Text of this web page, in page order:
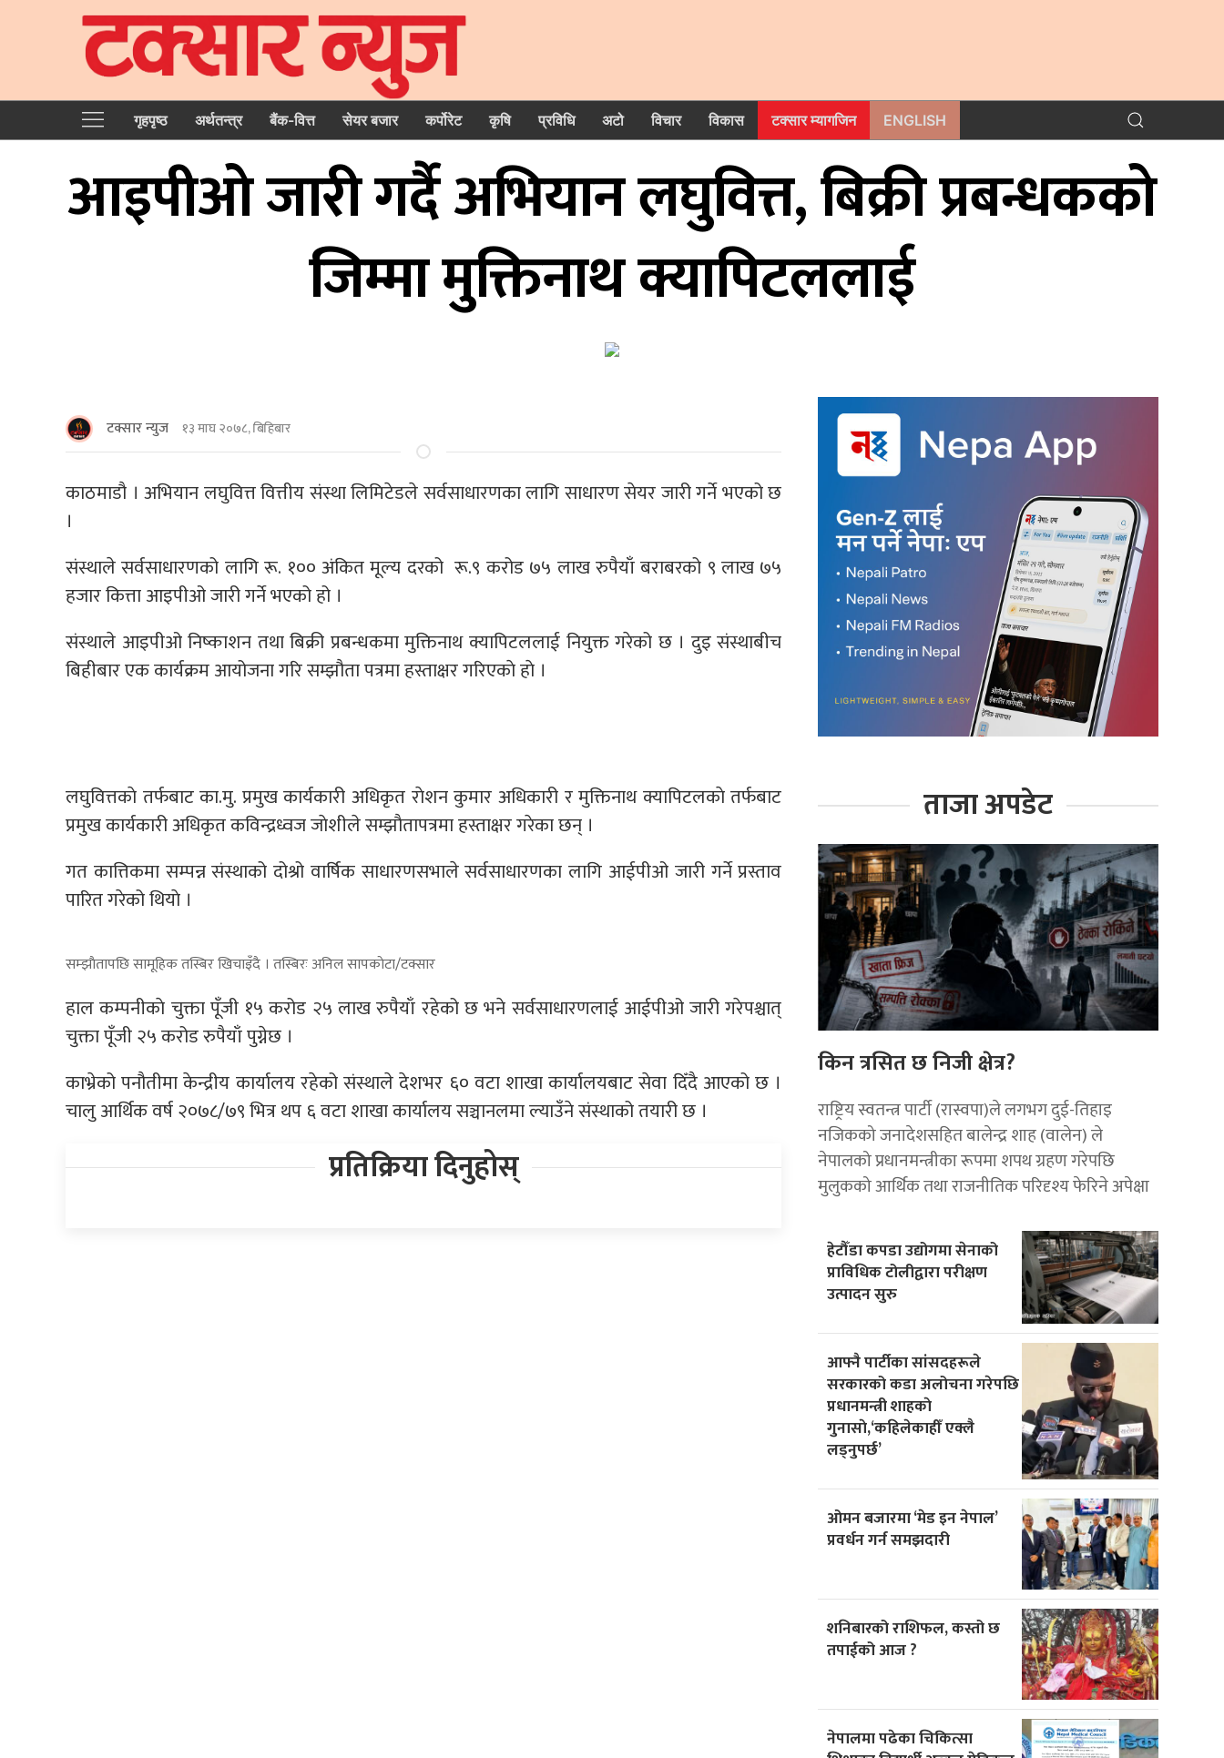
गृहपृष्‍ठ अर्थतन्त्र बैंक-वित्त सेयर बजार कर्पोरेट कृषि प्रविधि अटो विचार विकास टक्सार म्यागजिन ENGLISH
आइपीओ जारी गर्दै अभियान लघुवित्त, बिक्री प्रबन्धककाे
जिम्मा मुक्तिनाथ क्यापिटललाई
टक्सार न्युज १३ माघ २०७८, बिहिबार
काठमाडौ । अभियान लघुवित्त वित्तीय संस्था लिमिटेडले सर्वसाधारणका लागि साधारण सेयर जारी गर्ने भएको छ
।
संस्थाले सर्वसाधारणको लागि रू. १०० अंकित मूल्य दरको रू.९ करोड ७५ लाख रुपैयाँ बराबरको ९ लाख ७५
हजार कित्ता आइपीओ जारी गर्ने भएको हो ।
संस्थाले आइपीओ निष्काशन तथा बिक्री प्रबन्धकमा मुक्तिनाथ क्यापिटललाई नियुक्त गरेको छ । दुइ संस्थाबीच
बिहीबार एक कार्यक्रम आयोजना गरि सम्झौता पत्रमा हस्ताक्षर गरिएकाे हाे ।
लघुवित्तकाे तर्फबाट का.मु. प्रमुख कार्यकारी अधिकृत राेशन कुमार अधिकारी र मुक्तिनाथ क्यापिटलकाे तर्फबाट
प्रमुख कार्यकारी अधिकृत कविन्द्रध्वज जाेशीले सम्झाैतापत्रमा हस्ताक्षर गरेका छन् ।
गत कात्तिकमा सम्पन्न संस्थाको दोश्रो वार्षिक साधारणसभाले सर्वसाधारणका लागि आईपीओ जारी गर्ने प्रस्ताव
पारित गरेको थियाे ।
सम्झाैतापछि सामूहिक तस्बिर खिचाइँदै । तस्बिरः अनिल सापकाेटा/टक्सार
हाल कम्पनीकाे चुक्ता पूँजी १५ करोड २५ लाख रुपैयाँ रहेको छ भने सर्वसाधारणलाई आईपीओ जारी गरेपश्चात्
चुक्ता पूँजी २५ करोड रुपैयाँ पुग्नेछ ।
काभ्रेको पनौतीमा केन्द्रीय कार्यालय रहेको संस्थाले देशभर ६० वटा शाखा कार्यालयबाट सेवा दिँदै आएको छ ।
चालु आर्थिक वर्ष २०७८/७९ भित्र थप ६ वटा शाखा कार्यालय सञ्चानलमा ल्याउँने संस्थाको तयारी छ ।
प्रतिक्रिया दिनुहोस्
ताजा अपडेट
किन त्रसित छ निजी क्षेत्र?
राष्ट्रिय स्वतन्त्र पार्टी (रास्वपा)ले लगभग दुई-तिहाइ
नजिकको जनादेशसहित बालेन्द्र शाह (वालेन) ले
नेपालको प्रधानमन्त्रीका रूपमा शपथ ग्रहण गरेपछि
मुलुकको आर्थिक तथा राजनीतिक परिदृश्य फेरिने अपेक्षा
हेटौँडा कपडा उद्योगमा सेनाको
प्राविधिक टोलीद्वारा परीक्षण
उत्पादन सुरु
आफ्नै पार्टीका सांसदहरूले
सरकारको कडा अलोचना गरेपछि
प्रधानमन्त्री शाहकाे
गुनासाे,‘कहिलेकाहीँ एक्लै
लड्नुपर्छ’
ओमन बजारमा ‘मेड इन नेपाल’
प्रवर्धन गर्न समझदारी
शनिबारको राशिफल, कस्तो छ
तपाईको आज ?
नेपालमा पढेका चिकित्सा